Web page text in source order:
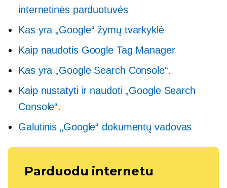
internetinės parduotuvės
Kas yra „Google“ žymų tvarkyklė
Kaip naudotis Google Tag Manager
Kas yra „Google Search Console“.
Kaip nustatyti ir naudoti „Google Search
Console“.
Galutinis „Google“ dokumentų vadovas
Parduodu internetu